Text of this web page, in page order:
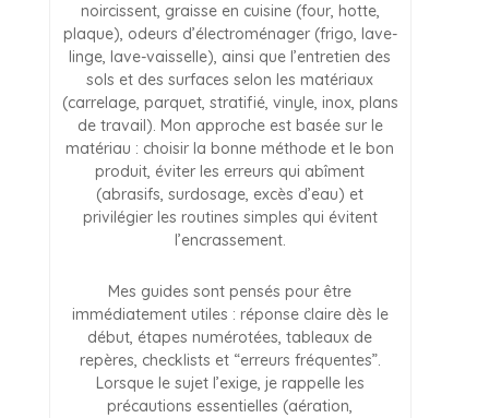
noircissent, graisse en cuisine (four, hotte,
plaque), odeurs d’électroménager (frigo, lave-
linge, lave-vaisselle), ainsi que l’entretien des
sols et des surfaces selon les matériaux
(carrelage, parquet, stratifié, vinyle, inox, plans
de travail). Mon approche est basée sur le
matériau : choisir la bonne méthode et le bon
produit, éviter les erreurs qui abîment
(abrasifs, surdosage, excès d’eau) et
privilégier les routines simples qui évitent
l’encrassement.
Mes guides sont pensés pour être
immédiatement utiles : réponse claire dès le
début, étapes numérotées, tableaux de
repères, checklists et “erreurs fréquentes”.
Lorsque le sujet l’exige, je rappelle les
précautions essentielles (aération,